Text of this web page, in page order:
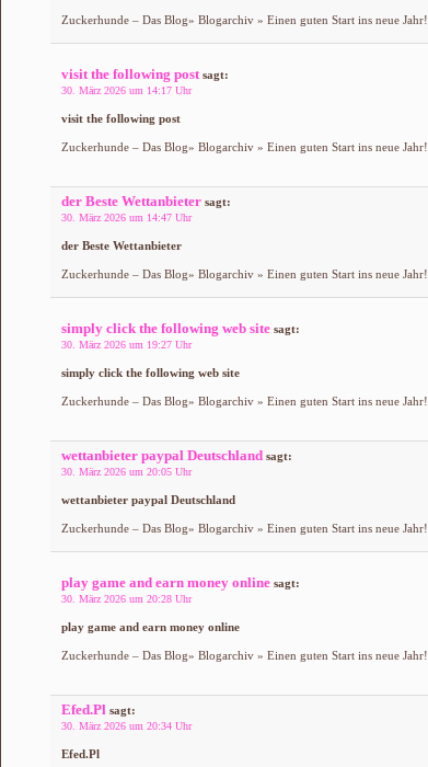
Zuckerhunde – Das Blog» Blogarchiv » Einen guten Start ins neue Jahr!
visit the following post sagt:
30. März 2026 um 14:17 Uhr
visit the following post
Zuckerhunde – Das Blog» Blogarchiv » Einen guten Start ins neue Jahr!
der Beste Wettanbieter sagt:
30. März 2026 um 14:47 Uhr
der Beste Wettanbieter
Zuckerhunde – Das Blog» Blogarchiv » Einen guten Start ins neue Jahr!
simply click the following web site sagt:
30. März 2026 um 19:27 Uhr
simply click the following web site
Zuckerhunde – Das Blog» Blogarchiv » Einen guten Start ins neue Jahr!
wettanbieter paypal Deutschland sagt:
30. März 2026 um 20:05 Uhr
wettanbieter paypal Deutschland
Zuckerhunde – Das Blog» Blogarchiv » Einen guten Start ins neue Jahr!
play game and earn money online sagt:
30. März 2026 um 20:28 Uhr
play game and earn money online
Zuckerhunde – Das Blog» Blogarchiv » Einen guten Start ins neue Jahr!
Efed.Pl sagt:
30. März 2026 um 20:34 Uhr
Efed.Pl